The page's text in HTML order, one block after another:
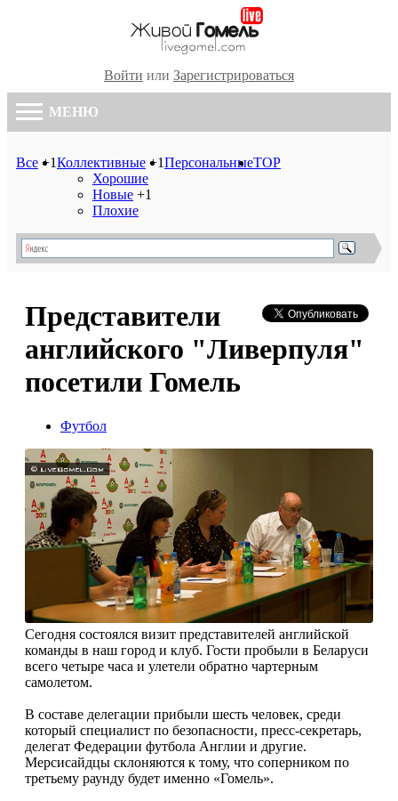
Войти или Зарегистрироваться
МЕНЮ
Все +1Коллективные +1
Хорошие
Новые +1
Плохие
ПерсональныеTOP
Представители
английского "Ливерпуля"
посетили Гомель
Футбол
Сегодня состоялся визит представителей английской
команды в наш город и клуб. Гости пробыли в Беларуси
всего четыре часа и улетели обратно чартерным
самолетом.
В составе делегации прибыли шесть человек, среди
который специалист по безопасности, пресс-секретарь,
делегат Федерации футбола Англии и другие.
Мерсисайдцы склоняются к тому, что соперником по
третьему раунду будет именно «Гомель».